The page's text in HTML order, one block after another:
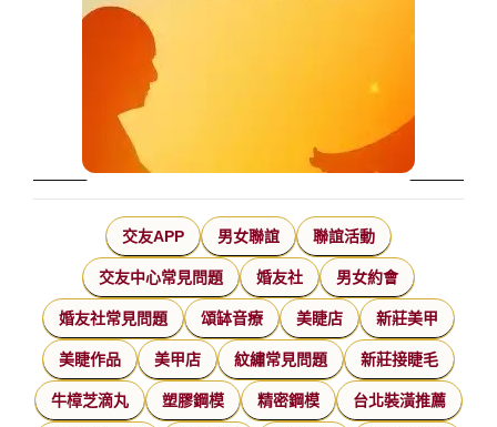
交友APP 男女聯誼 聯誼活動
交友中心常見問題 婚友社 男女約會
婚友社常見問題 頌缽音療 美睫店 新莊美甲
美睫作品 美甲店 紋繡常見問題 新莊接睫毛
牛樟芝滴丸 塑膠鋼模 精密鋼模 台北裝潢推薦